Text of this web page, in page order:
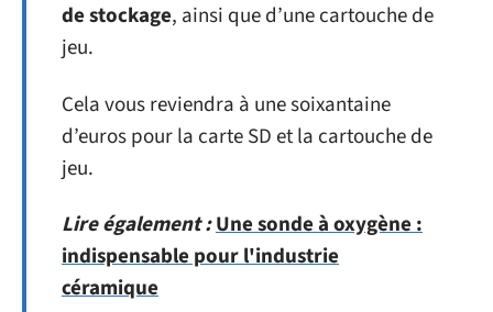
de stockage, ainsi que d’une cartouche de
jeu.
Cela vous reviendra à une soixantaine
d’euros pour la carte SD et la cartouche de
jeu.
Lire également :Une sonde à oxygène :
indispensable pour l'industrie
céramique